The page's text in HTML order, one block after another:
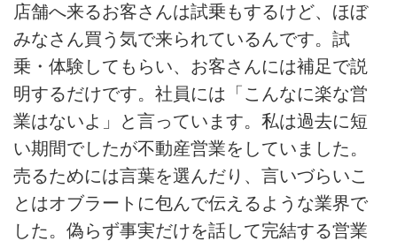
店舗へ来るお客さんは試乗もするけど、ほぼ
みなさん買う気で来られているんです。試
乗・体験してもらい、お客さんには補足で説
明するだけです。社員には「こんなに楽な営
業はないよ」と言っています。私は過去に短
い期間でしたが不動産営業をしていました。
売るためには言葉を選んだり、言いづらいこ
とはオブラートに包んで伝えるような業界で
した。偽らず事実だけを話して完結する営業